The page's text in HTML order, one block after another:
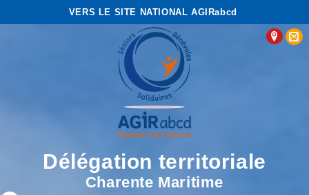
VERS LE SITE NATIONAL AGIRabcd
Délégation territoriale
Charente Maritime